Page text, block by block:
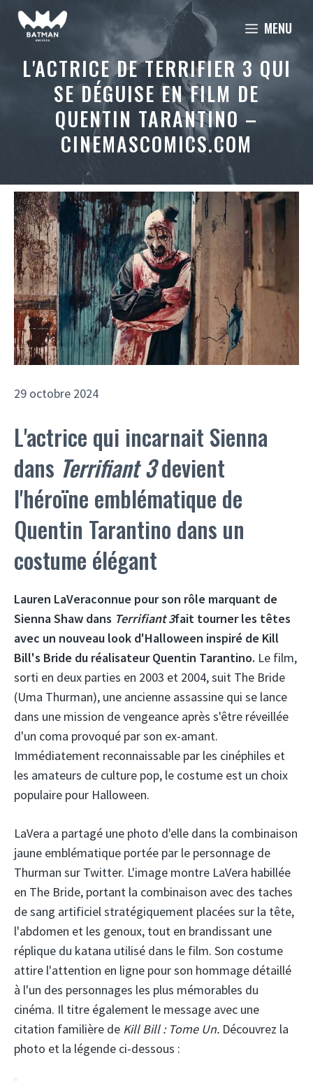
Aller
MENU
L'ACTRICE DE TERRIFIER 3 QUI
SE DÉGUISE EN FILM DE
QUENTIN TARANTINO –
CINEMASCOMICS.COM
29 octobre 2024
L'actrice qui incarnait Sienna
dans Terrifiant 3devient
l'héroïne emblématique de
Quentin Tarantino dans un
costume élégant
Lauren LaVeraconnue pour son rôle marquant de
Sienna Shaw dans Terrifiant 3fait tourner les têtes
avec un nouveau look d'Halloween inspiré de Kill
Bill's Bride du réalisateur Quentin Tarantino. Le film,
sorti en deux parties en 2003 et 2004, suit The Bride
(Uma Thurman), une ancienne assassine qui se lance
dans une mission de vengeance après s'être réveillée
d'un coma provoqué par son ex-amant.
Immédiatement reconnaissable par les cinéphiles et
les amateurs de culture pop, le costume est un choix
populaire pour Halloween.
LaVera a partagé une photo d'elle dans la combinaison
jaune emblématique portée par le personnage de
Thurman sur Twitter. L'image montre LaVera habillée
en The Bride, portant la combinaison avec des taches
de sang artificiel stratégiquement placées sur la tête,
l'abdomen et les genoux, tout en brandissant une
réplique du katana utilisé dans le film. Son costume
attire l'attention en ligne pour son hommage détaillé
à l'un des personnages les plus mémorables du
cinéma. Il titre également le message avec une
citation familière de Kill Bill : Tome Un. Découvrez la
photo et la légende ci-dessous :